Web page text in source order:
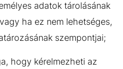
adatok tárolásának
ha ez nem lehetséges,
szempontjai;
hogy kérelmezheti az